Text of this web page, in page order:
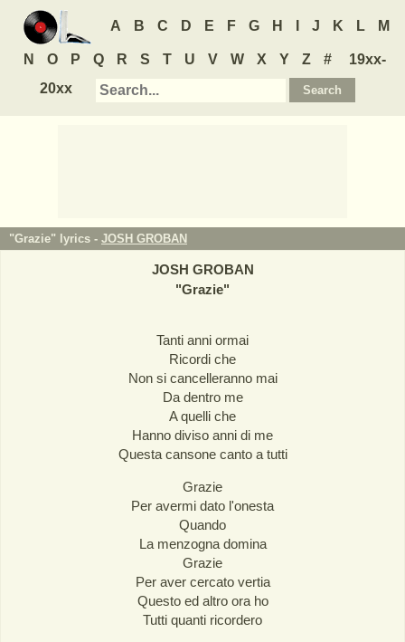
A B C D E F G H J K L M
N O P Q R S T U V W X Y Z #
19xx-
20xx
"Grazie" lyrics - JOSH GROBAN
JOSH GROBAN
"Grazie"
Tanti anni ormai
Ricordi che
Non si cancelleranno mai
Da dentro me
A quelli che
Hanno diviso anni di me
Questa cansone canto a tutti
Grazie
Per avermi dato l'onesta
Quando
La menzogna domina
Grazie
Per aver cercato vertia
Questo ed altro ora ho
Tutti quanti ricordero